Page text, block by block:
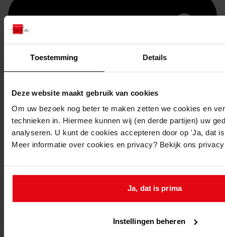
Toestemming Details
Deze website maakt gebruik van cookies
Om uw bezoek nog beter te maken zetten we cookies en
technieken in. Hiermee kunnen wij (en derde partijen) uw
analyseren. U kunt de cookies accepteren door op 'Ja, dat
Meer informatie over cookies en privacy? Bekijk ons
Ja, dat is prima
Instellingen beheren
Printen
duurzaam webadres
Inventaris